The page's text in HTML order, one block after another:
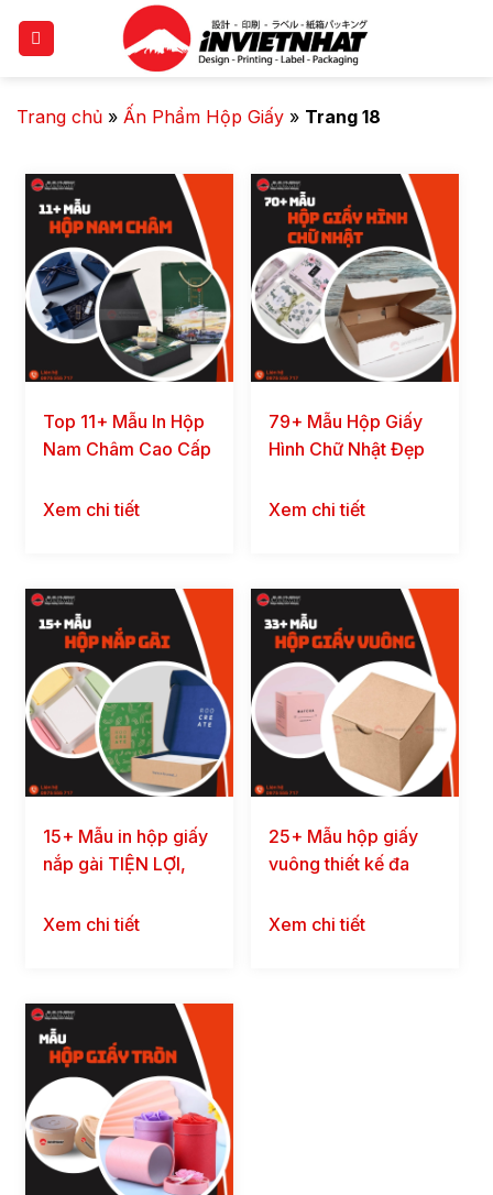
Trang chủ » Ấn Phẩm Hộp Giấy » Trang 18
Top 11+ Mẫu In Hộp
Nam Châm Cao Cấp
Xem chi tiết
79+ Mẫu Hộp Giấy
Hình Chữ Nhật Đẹp
Xem chi tiết
15+ Mẫu in hộp giấy
nắp gài TIỆN LỢI,
Xem chi tiết
25+ Mẫu hộp giấy
vuông thiết kế đa
đẹp mắt
Xem chi tiết